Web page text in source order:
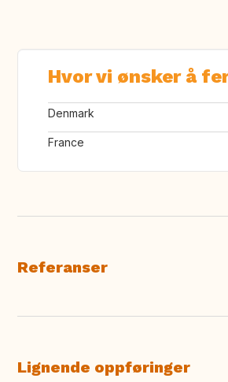
Hvor vi ønsker å
Denmark
France
Referanser
Lignende oppføringer